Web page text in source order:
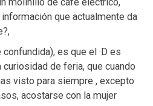
que actualmente da
es que el ·D es
curiosidad de feria, que cuando
visto para siempre , excepto
acostarse con la mujer